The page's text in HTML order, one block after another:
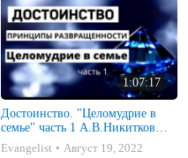
1:07:17
Достоинство. "Целомудрие в
семье" часть 1 А.В.Никитков
Беседа для семейных МСЦ ЕХБ
Evangelist Август 19, 2022